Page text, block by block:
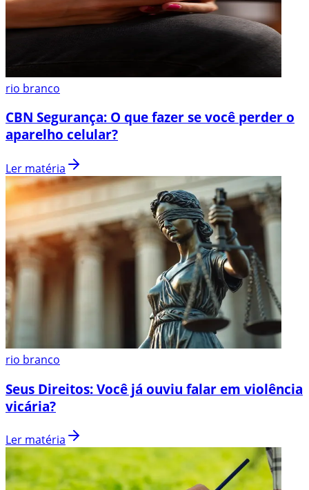
rio branco
CBN Segurança: O que fazer se você perder o
aparelho celular?
Ler matéria
rio branco
Seus Direitos: Você já ouviu falar em violência
vicária?
Ler matéria